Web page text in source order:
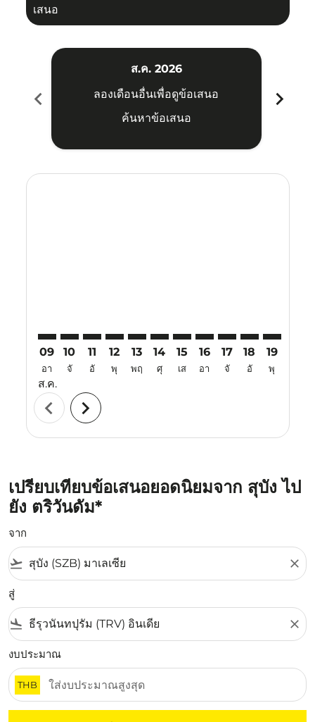
เสนอ
chevron_left
ส.ค. 2026
ลองเดือนอื่นเพื่อดูข้อเสนอ
ค้นหาข้อเสนอ
chevron_right
09
อา
ส.ค.
10
จั
11
อั
12
พุ
13
พฤ
14
ศุ
15
เส
16
อา
17
จั
18
อั
19
พุ
chevron_left chevron_right
เปรียบเทียบข้อเสนอยอดนิยมจาก สุบัง ไป
ยัง ตริวันดัม*
จาก
flight_takeoff close
สู่
flight_land close
งบประมาณ
THB